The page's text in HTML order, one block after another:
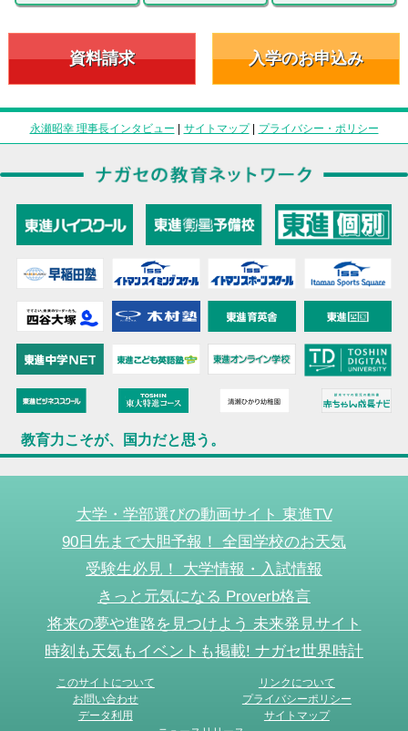
資料請求 入学のお申込み
永瀬昭幸 理事長インタビュー | サイトマップ| プライバシー・ポリシー
教育力こそが、国力だと思う。
大学・学部選びの動画サイト 東進TV
90日先まで大胆予報！ 全国学校のお天気
受験生必見！ 大学情報・入試情報
きっと元気になる Proverb格言
将来の夢や進路を見つけよう 未来発見サイト
時刻も天気もイベントも掲載! ナガセ世界時計
このサイトについて
リンクについて
お問い合わせ
プライバシーポリシー
データ利用
サイトマップ